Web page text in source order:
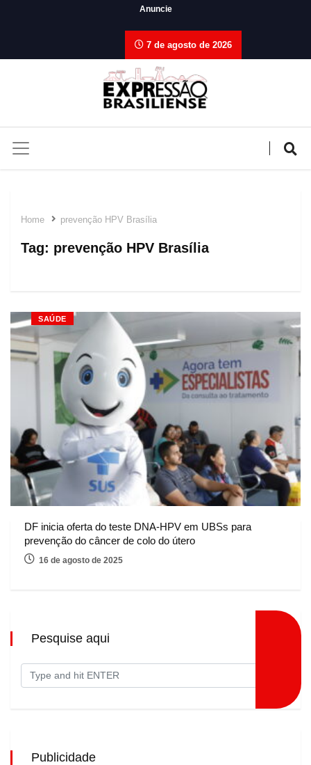
Anuncie
7 de agosto de 2026
Home prevenção HPV Brasília
Tag: prevenção HPV Brasília
SAÚDE
DF inicia oferta do teste DNA-HPV em UBSs para
prevenção do câncer de colo do útero
16 de agosto de 2025
Pesquise aqui
Publicidade